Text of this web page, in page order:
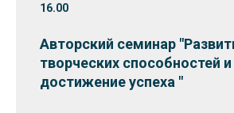
16.00
Авторский семинар
творческих способностей и
достижение успеха "